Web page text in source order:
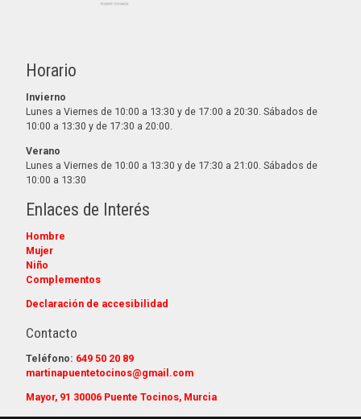
Horario
Invierno
Lunes a Viernes de 10:00 a 13:30 y de 17:00 a 20:30. Sábados de
10:00 a 13:30 y de 17:30 a 20:00.
Verano
Lunes a Viernes de 10:00 a 13:30 y de 17:30 a 21:00. Sábados de
10:00 a 13:30
Enlaces de Interés
Hombre
Mujer
Niño
Complementos
Declaración de accesibilidad
Contacto
Teléfono: 649 50 20 89
martinapuentetocinos@gmail.com
Mayor, 91 30006 Puente Tocinos, Murcia